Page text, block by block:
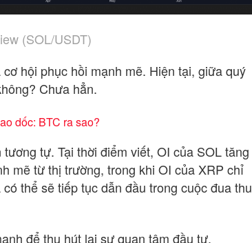
(SOL/USDT)
hội phục hồi mạnh mẽ. Hiện tại, giữa quý
Chưa hẳn.
dốc: BTC ra sao?
tự. Tại thời điểm viết, OI của SOL tăng
mẽ từ thị trường, trong khi OI của XRP chỉ
có thể sẽ tiếp tục dẫn đầu trong cuộc đua thu
để thu hút lại sự quan tâm đầu tư.